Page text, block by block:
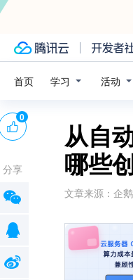
首页 学习 活动
从自
哪些
文章来源： 企
0
分享